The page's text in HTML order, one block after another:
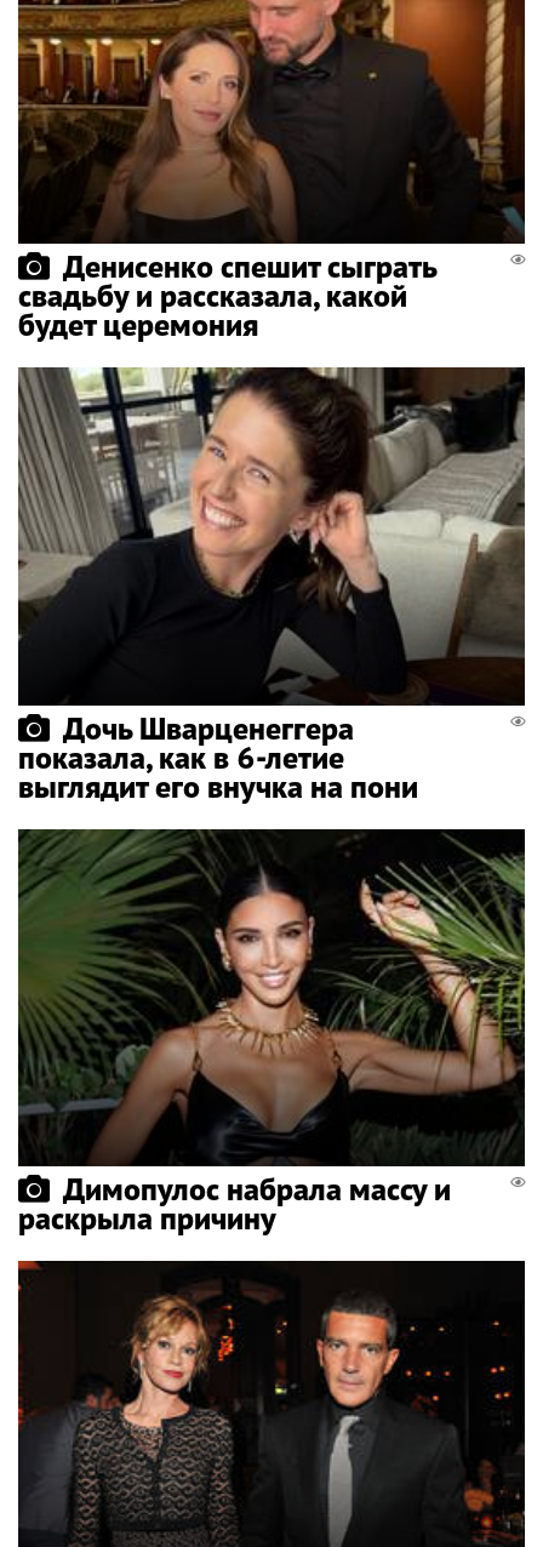
Денисенко спешит сыграть
свадьбу и рассказала, какой
будет церемония
Дочь Шварценеггера
показала, как в 6-летие
выглядит его внучка на пони
Димопулос набрала массу и
раскрыла причину